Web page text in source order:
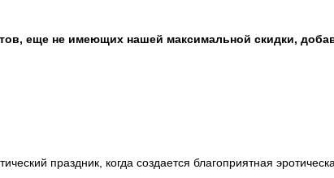
еще не имеющих нашей максимальной скидки,
праздник, когда создается благоприятная